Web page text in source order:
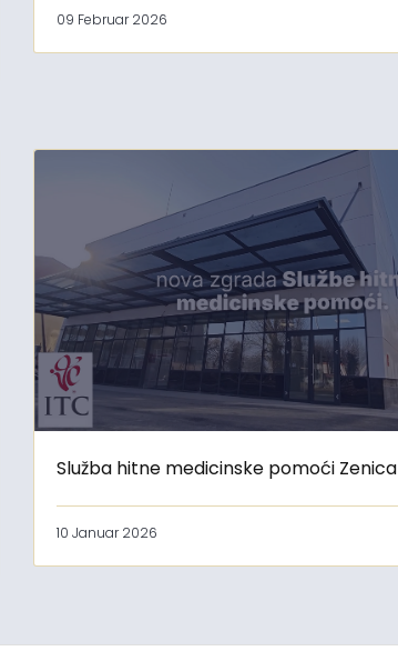
09 Februar 2026
Služba hitne medicinske pomoći Zenica
10 Januar 2026